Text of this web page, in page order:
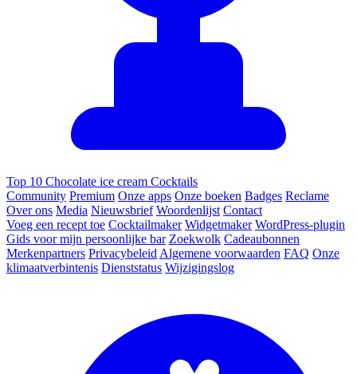
Top 10 Chocolate ice cream Cocktails
Community Premium Onze apps Onze boeken Badges Reclame
Over ons Media Nieuwsbrief Woordenlijst Contact
Voeg een recept toe Cocktailmaker Widgetmaker WordPress-plugin
Gids voor mijn persoonlijke bar Zoekwolk Cadeaubonnen
Merkenpartners Privacybeleid Algemene voorwaarden FAQ Onze
klimaatverbintenis Dienststatus Wijzigingslog